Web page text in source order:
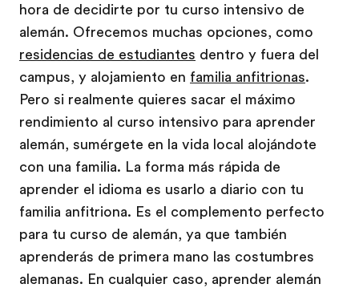
hora de decidirte por tu curso intensivo de
alemán. Ofrecemos muchas opciones, como
residencias de estudiantes dentro y fuera del
campus, y alojamiento en familia anfitrionas.
Pero si realmente quieres sacar el máximo
rendimiento al curso intensivo para aprender
alemán, sumérgete en la vida local alojándote
con una familia. La forma más rápida de
aprender el idioma es usarlo a diario con tu
familia anfitriona. Es el complemento perfecto
para tu curso de alemán, ya que también
aprenderás de primera mano las costumbres
alemanas. En cualquier caso, aprender alemán